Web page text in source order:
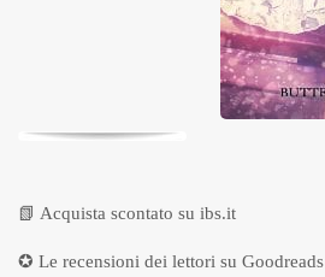
📗 Acquista scontato su ibs.it
✪ Le recensioni dei lettori su Goodreads